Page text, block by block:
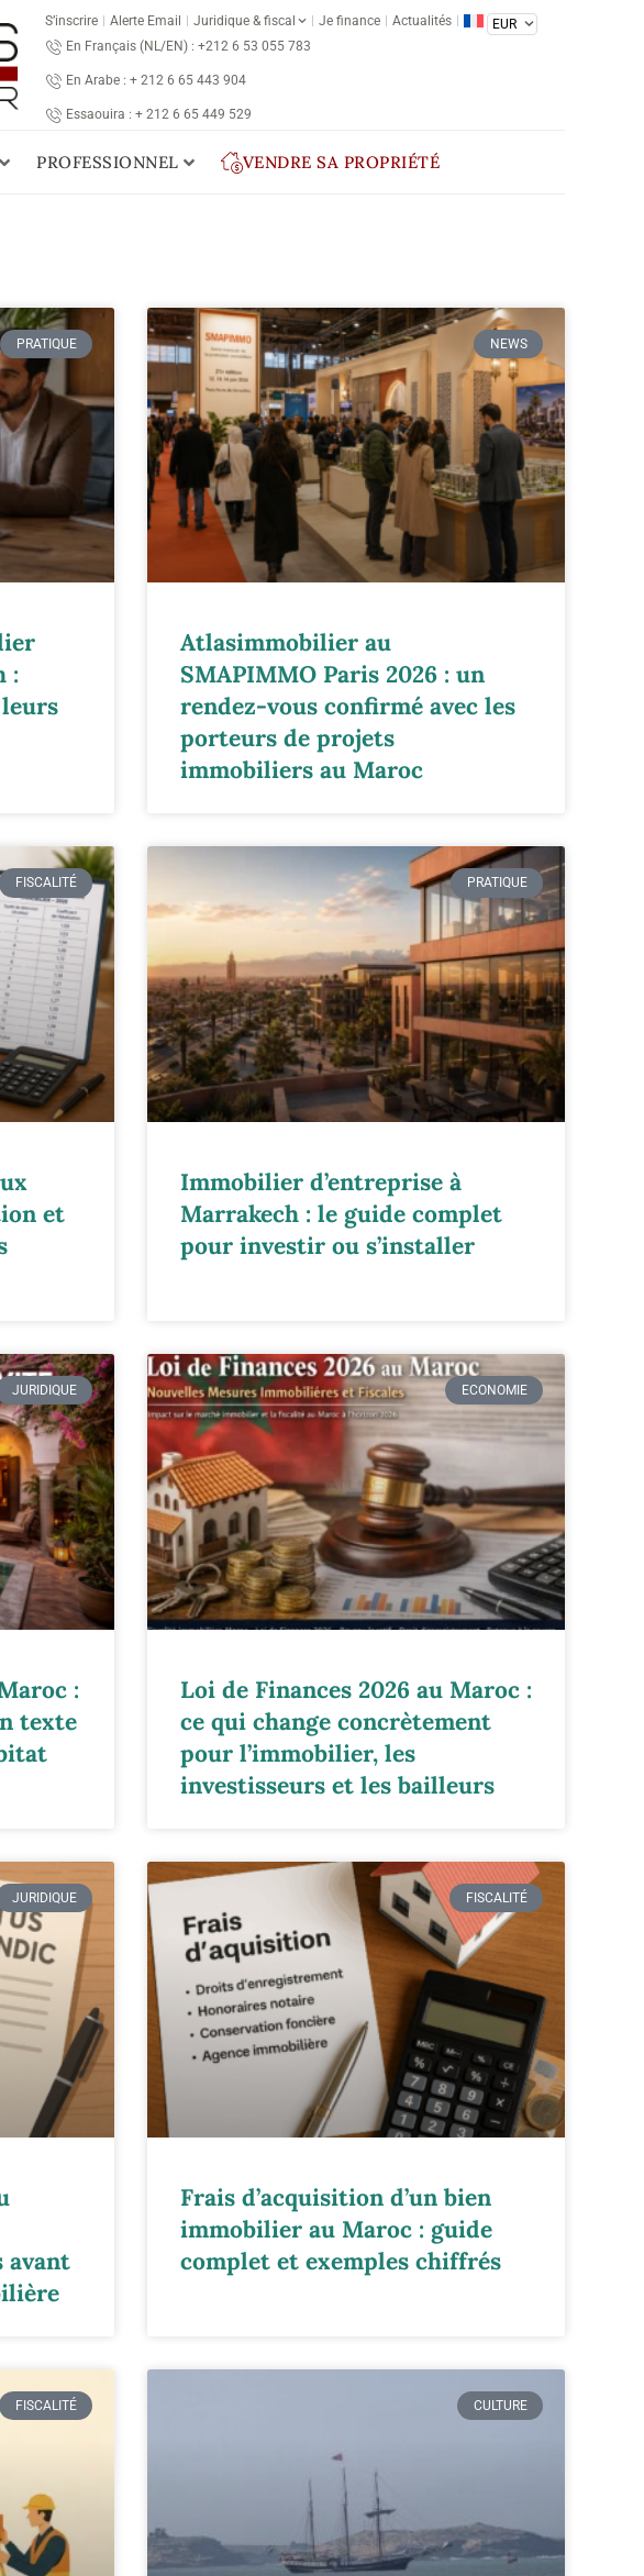
S’inscrire Alerte Email Juridique & fiscal Je finance
Actualités
En Français (NL/EN) : +212 6 53 055 783
En Arabe : + 212 6 65 443 904
Essaouira : + 212 6 65 449 529
PROFESSIONNEL VENDRE SA PROPRIÉTÉ
PRATIQUE
:
NEWS
Atlasimmobilier au
SMAPIMMO Paris 2026 : un
rendez-vous confirmé avec les
porteurs de projets
immobiliers au Maroc
FISCALITÉ
et
PRATIQUE
Immobilier d’entreprise à
Marrakech : le guide complet
pour investir ou s’installer
JURIDIQUE
:
texte
ECONOMIE
Loi de Finances 2026 au Maroc :
ce qui change concrètement
pour l’immobilier, les
investisseurs et les bailleurs
JURIDIQUE
avant
FISCALITÉ
Frais d’acquisition d’un bien
immobilier au Maroc : guide
complet et exemples chiffrés
FISCALITÉ CULTURE